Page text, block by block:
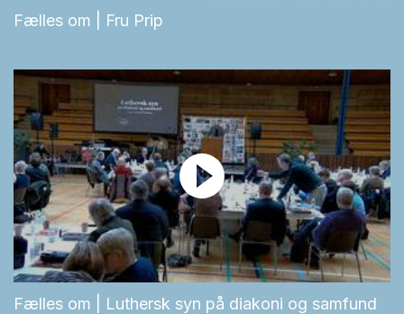
Fælles om | Fru Prip
Fælles om | Luthersk syn på diakoni og samfund